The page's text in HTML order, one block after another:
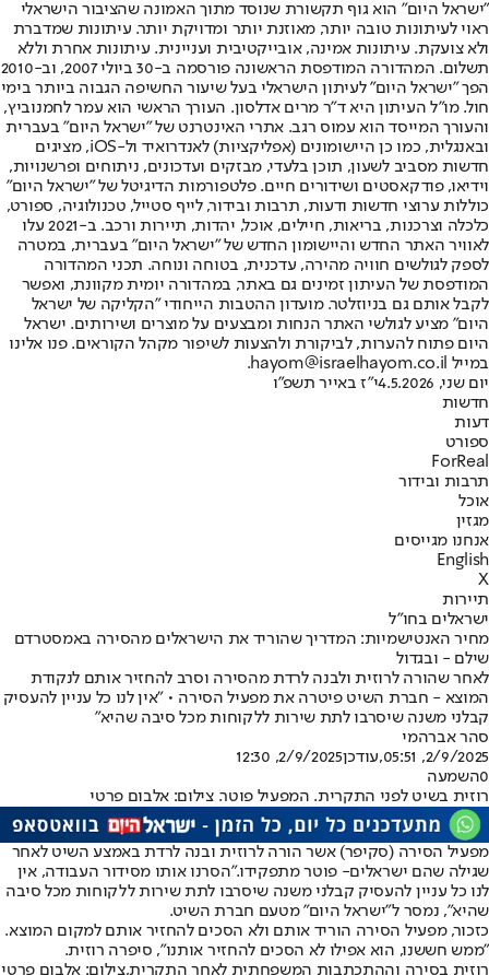
"ישראל היום" הוא גוף תקשורת שנוסד מתוך האמונה שהציבור הישראלי
ראוי לעיתונות טובה יותר, מאוזנת יותר ומדויקת יותר. עיתונות שמדברת
ולא צועקת. עיתונות אמינה, אובייקטיבית ועניינית. עיתונות אחרת וללא
תשלום. המהדורה המודפסת הראשונה פורסמה ב-30 ביולי 2007, וב-2010
הפך "ישראל היום" לעיתון הישראלי בעל שיעור החשיפה הגבוה ביותר בימי
חול. מו"ל העיתון היא ד"ר מרים אדלסון. העורך הראשי הוא עמר לחמנוביץ,
והעורך המייסד הוא עמוס רגב. אתרי האינטרנט של "ישראל היום" בעברית
ובאנגלית, כמו כן היישומונים (אפליקציות) לאנדרואיד ול-iOS, מציגים
חדשות מסביב לשעון, תוכן בלעדי, מבזקים ועדכונים, ניתוחים ופרשנויות,
וידיאו, פודקאסטים ושידורים חיים. פלטפורמות הדיגיטל של "ישראל היום"
כוללות ערוצי חדשות ודעות, תרבות ובידור, לייף סטייל, טכנולוגיה, ספורט,
כלכלה וצרכנות, בריאות, חיילים, אוכל, יהדות, תיירות ורכב. ב-2021 עלו
לאוויר האתר החדש והיישומון החדש של "ישראל היום" בעברית, במטרה
לספק לגולשים חוויה מהירה, עדכנית, בטוחה ונוחה. תכני המהדורה
המודפסת של העיתון זמינים גם באתר, במהדורה יומית מקוונת, ואפשר
לקבל אותם גם בניוזלטר. מועדון ההטבות הייחודי "הקליקה של ישראל
היום" מציע לגולשי האתר הנחות ומבצעים על מוצרים ושירותים. ישראל
היום פתוח להערות, לביקורת ולהצעות לשיפור מקהל הקוראים. פנו אלינו
במייל hayom@israelhayom.co.il.
יום שני, 4.5.2026
י"ז באייר תשפ"ו
חדשות
דעות
ספורט
ForReal
תרבות ובידור
אוכל
מגזין
אנחנו מגייסים
English
X
תיירות
ישראלים בחו"ל
מחיר האנטישמיות: המדריך שהוריד את הישראלים מהסירה באמסטרדם
שילם - ובגדול
לאחר שהורה לרוזית ולבנה לרדת מהסירה וסרב להחזיר אותם לנקודת
המוצא - חברת השיט פיטרה את מפעיל הסירה • "אין לנו כל עניין להעסיק
קבלני משנה שיסרבו לתת שירות ללקוחות מכל סיבה שהיא"
סהר אברהמי
2/9/2025, 05:51
,עודכן2/9/2025, 12:30
0השמעה
רוזית בשיט לפני התקרית. המפעיל פוטר. צילום: אלבום פרטי
מפעיל הסירה (סקיפר) אשר הורה לרוזית ובנה לרדת באמצע השיט לאחר
שגילה שהם ישראלים- פוטר מתפקידו."הסרנו אותו מסידור העבודה, אין
לנו כל עניין להעסיק קבלני משנה שיסרבו לתת שירות ללקוחות מכל סיבה
שהיא", נמסר ל"ישראל היום" מטעם חברת השיט.
כזכור, מפעיל הסירה הוריד אותם ולא הסכים להחזיר אותם למקום המוצא.
"ממש חששנו, הוא אפילו לא הסכים להחזיר אותנו", סיפרה רוזית.
רוזית בסירה וההתכתבות המשפחתית לאחר התקרית,צילום: אלבום פרטי